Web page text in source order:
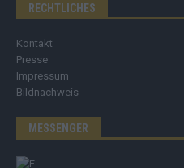
RECHTLICHES
Kontakt
Presse
Impressum
Bildnachweis
MESSENGER